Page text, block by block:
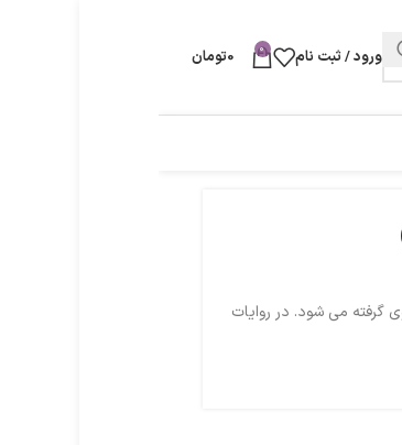
ورود / ثبت نام 0
0تومان
گرفته می شود. در روایات